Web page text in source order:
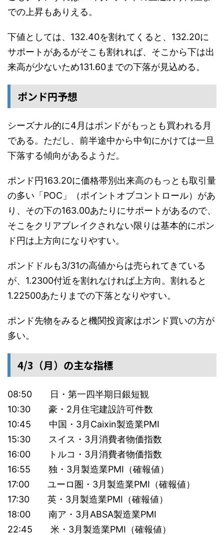
での上昇もありえる。
下値としては、132.40を割れてくると、132.20に
サポートがあるがそこも割れれば、そこから下は出
来高が少ないため131.60までの下落が見込める。
ポンド円予想
シーズナル的に4月はポンドがもっとも買われる月
である。ただし、前半途中から中旬にかけては一旦
下落する傾向があるようだ。
ポンド円163.20に価格帯別出来高のもっとも取引量
の多い「POC」（ポイントオブコントロール）があ
り、その下の163.00あたりにサポートがあるので、
そこをクリアブレイクされない限りは基本的にポン
ド円は上方向になりやすい。
ポンドドルも3/31の高値からは売られてきている
が、1.2300付近を割れなければ上方向。割れると
1.22500あたりまでの下落となりやすい。
ポンド先物をみると機関投資家はポンド買いの方が
多い。
4/3（月）の主な指標
08:50 日・第一四半期日銀短観
10:30 豪・2月住宅建設許可件数
10:45 中国・3月Caixin製造業PMI
15:30 スイス・3月消費者物価指数
16:00 トルコ・3月消費者物価指数
16:55 独・3月製造業PMI（確報値）
17:00 ユーロ圏・3月製造業PMI（確報値）
17:30 英・3月製造業PMI（確報値）
18:00 南ア・3月ABSA製造業PMI
22:45 米・3月製造業PMI（確報値）